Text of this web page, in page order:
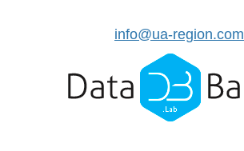
info@ua-region.com